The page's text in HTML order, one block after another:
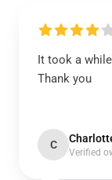
It took a
Thank you
C
Verified